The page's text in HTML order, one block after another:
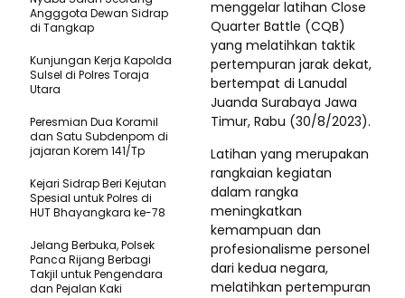
menggelar latihan Close
Quarter Battle (CQB)
yang melatihkan taktik
pertempuran jarak dekat,
bertempat di Lanudal
Juanda Surabaya Jawa
Timur, Rabu (30/8/2023).
Latihan yang merupakan
rangkaian kegiatan
dalam rangka
meningkatkan
kemampuan dan
profesionalisme personel
dari kedua negara,
melatihkan pertempuran
Angggota Dewan Sidrap
di Tangkap
Kunjungan Kerja Kapolda
Sulsel di Polres Toraja
Utara
Peresmian Dua Koramil
dan Satu Subdenpom di
jajaran Korem 141/Tp
Kejari Sidrap Beri Kejutan
Spesial untuk Polres di
HUT Bhayangkara ke-78
Jelang Berbuka, Polsek
Panca Rijang Berbagi
Takjil untuk Pengendara
dan Pejalan Kaki